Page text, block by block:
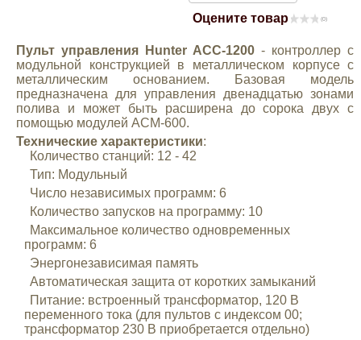
Оцените товар (0)
Пульт управления Hunter ACC-1200 - контроллер с
модульной конструкцией в металлическом корпусе с
металлическим основанием. Базовая модель
предназначена для управления двенадцатью зонами
полива и может быть расширена до сорока двух с
помощью модулей ACM-600.
Технические характеристики:
Количество станций: 12 - 42
Тип: Модульный
Число независимых программ: 6
Количество запусков на программу: 10
Максимальное количество одновременных
программ: 6
Энергонезависимая память
Автоматическая защита от коротких замыканий
Питание: встроенный трансформатор, 120 В
переменного тока (для пультов с индексом 00;
трансформатор 230 В приобретается отдельно)
Mazda
Mercedes-Benz
Mitsubishi
Opel
Renault
Suzuki
Toyota